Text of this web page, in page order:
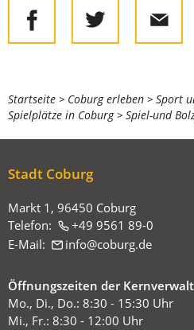
Sie
befinden
hier:
Startseite Coburg erleben
Sport
Spielplätze in Coburg
Spiel-und
Stadt Coburg
Markt 1, 96450 Coburg
Telefon:
+49 9561 89-0
E-Mail:
info coburg de
Öffnungszeiten der
Mo., Di., Do.: 8:30 - 15:30 Uhr
Mi., Fr.: 8:30 - 12:00 Uhr